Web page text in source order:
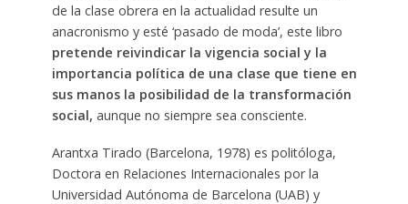
de la clase obrera en la actualidad resulte un
anacronismo y esté ‘pasado de moda’, este libro
pretende reivindicar la vigencia social y la
importancia política de una clase que tiene en
sus manos la posibilidad de la transformación
social, aunque no siempre sea consciente.
Arantxa Tirado (Barcelona, ​​1978) es politóloga,
Doctora en Relaciones Internacionales por la
Universidad Autónoma de Barcelona (UAB) y